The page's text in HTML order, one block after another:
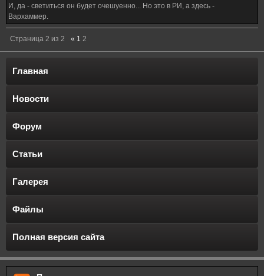
И, да - светиться он будет очешуенно... Но это в РИ, а здесь -
Вархаммер.
Страница 2 из 2 « 1 2
Главная
Новости
Форум
Статьи
Галерея
Файлы
Полная версия сайта